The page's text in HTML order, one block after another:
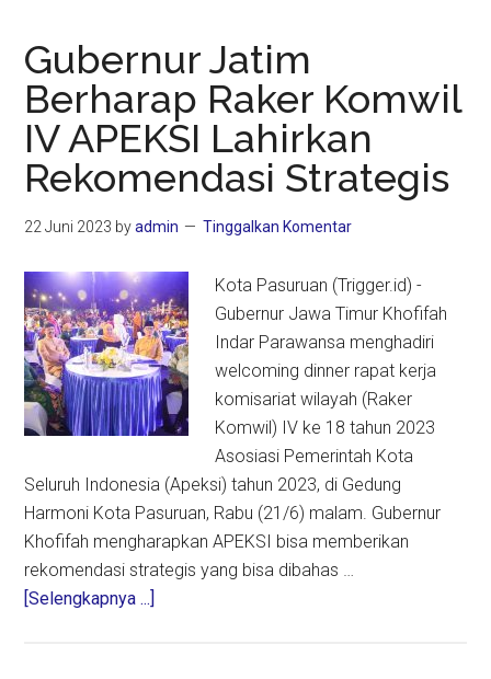
Gubernur Jatim
Berharap Raker Komwil
IV APEKSI Lahirkan
Rekomendasi Strategis
22 Juni 2023 byadmin Tinggalkan Komentar
Kota Pasuruan (Trigger.id) -
Gubernur Jawa Timur Khofifah
Indar Parawansa menghadiri
welcoming dinner rapat kerja
komisariat wilayah (Raker
Komwil) IV ke 18 tahun 2023
Asosiasi Pemerintah Kota
Seluruh Indonesia (Apeksi) tahun 2023, di Gedung
Harmoni Kota Pasuruan, Rabu (21/6) malam. Gubernur
Khofifah mengharapkan APEKSI bisa memberikan
rekomendasi strategis yang bisa dibahas …
[Selengkapnya ...]